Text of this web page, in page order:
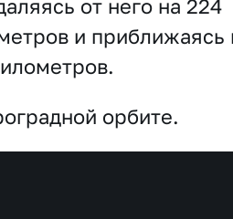
от него на 224
и приближаясь
орбите.